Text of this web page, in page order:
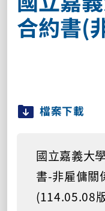
合約書(
檔案下載
國立嘉義大
書-非雇傭關
(114.05.08